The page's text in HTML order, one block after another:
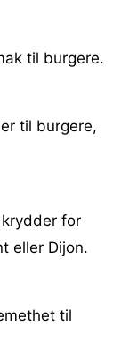
til burgere.
til burgere,
for
eller Dijon.
til